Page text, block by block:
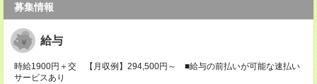
募集情報
給与
時給1900円＋交 【月収例】294,500円～ ■給与の前払いが可能な速払い
サービスあり